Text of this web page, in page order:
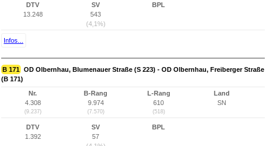
DTV
13.248
SV
543
(4,1%)
BPL
Infos...
B 171 OD Olbernhau, Blumenauer Straße (S 223) - OD Olbernhau, Freiberger Straße
(B 171)
Nr.
4.308
(9.237)
B-Rang
9.974
(7.570)
L-Rang
610
(518)
Land
SN
DTV
1.392
SV
57
BPL